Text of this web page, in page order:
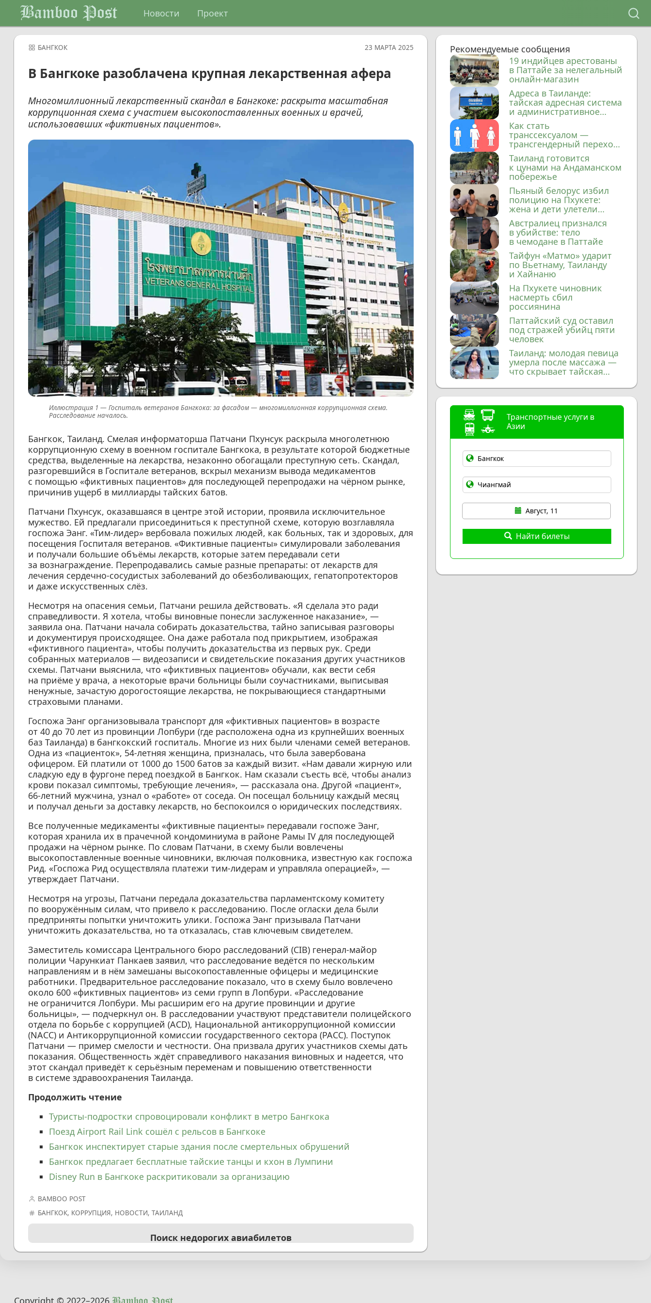
Bamboo Post Новости Проект
БАНГКОК 23 МАРТА 2025
В Бангкоке разоблачена крупная лекарственная афера
Многомиллионный лекарственный скандал в Бангкоке: раскрыта масштабная
коррупционная схема с участием высокопоставленных военных и врачей,
использовавших «фиктивных пациентов».
Госпиталь ветеранов Бангкока: за фасадом — многомиллионная коррупционная схема.
Расследование началось.
Бангкок, Таиланд. Смелая информаторша Патчани Пхунсук раскрыла многолетнюю
коррупционную схему в военном госпитале Бангкока, в результате которой бюджетные
средства, выделенные на лекарства, незаконно обогащали преступную сеть. Скандал,
разгоревшийся в Госпитале ветеранов, вскрыл механизм вывода медикаментов
с помощью «фиктивных пациентов» для последующей перепродажи на чёрном рынке,
причинив ущерб в миллиарды тайских батов.
Патчани Пхунсук, оказавшаяся в центре этой истории, проявила исключительное
мужество. Ей предлагали присоединиться к преступной схеме, которую возглавляла
госпожа Эанг. «Тим-лидер» вербовала пожилых людей, как больных, так и здоровых, для
посещения Госпиталя ветеранов. «Фиктивные пациенты» симулировали заболевания
и получали большие объёмы лекарств, которые затем передавали сети
за вознаграждение. Перепродавались самые разные препараты: от лекарств для
лечения сердечно-сосудистых заболеваний до обезболивающих, гепатопротекторов
и даже искусственных слёз.
Несмотря на опасения семьи, Патчани решила действовать. «Я сделала это ради
справедливости. Я хотела, чтобы виновные понесли заслуженное наказание», —
заявила она. Патчани начала собирать доказательства, тайно записывая разговоры
и документируя происходящее. Она даже работала под прикрытием, изображая
«фиктивного пациента», чтобы получить доказательства из первых рук. Среди
собранных материалов — видеозаписи и свидетельские показания других участников
схемы. Патчани выяснила, что «фиктивных пациентов» обучали, как вести себя
на приёме у врача, а некоторые врачи больницы были соучастниками, выписывая
ненужные, зачастую дорогостоящие лекарства, не покрывающиеся стандартными
страховыми планами.
Госпожа Эанг организовывала транспорт для «фиктивных пациентов» в возрасте
от 40 до 70 лет из провинции Лопбури (где расположена одна из крупнейших военных
баз Таиланда) в бангкокский госпиталь. Многие из них были членами семей ветеранов.
Одна из «пациенток», 54-летняя женщина, призналась, что была завербована
офицером. Ей платили от 1000 до 1500 батов за каждый визит. «Нам давали жирную или
сладкую еду в фургоне перед поездкой в Бангкок. Нам сказали съесть всё, чтобы анализ
крови показал симптомы, требующие лечения», — рассказала она. Другой «пациент»,
66-летний мужчина, узнал о «работе» от соседа. Он посещал больницу каждый месяц
и получал деньги за доставку лекарств, но беспокоился о юридических последствиях.
Все полученные медикаменты «фиктивные пациенты» передавали госпоже Эанг,
которая хранила их в прачечной кондоминиума в районе Рамы IV для последующей
продажи на чёрном рынке. По словам Патчани, в схему были вовлечены
высокопоставленные военные чиновники, включая полковника, известную как госпожа
Рид. «Госпожа Рид осуществляла платежи тим-лидерам и управляла операцией», —
утверждает Патчани.
Несмотря на угрозы, Патчани передала доказательства парламентскому комитету
по вооружённым силам, что привело к расследованию. После огласки дела были
предприняты попытки уничтожить улики. Госпожа Эанг призывала Патчани
уничтожить доказательства, но та отказалась, став ключевым свидетелем.
Заместитель комиссара Центрального бюро расследований (CIB) генерал-майор
полиции Чарункиат Панкаев заявил, что расследование ведётся по нескольким
направлениям и в нём замешаны высокопоставленные офицеры и медицинские
работники. Предварительное расследование показало, что в схему было вовлечено
около 600 «фиктивных пациентов» из семи групп в Лопбури. «Расследование
не ограничится Лопбури. Мы расширим его на другие провинции и другие
больницы», — подчеркнул он. В расследовании участвуют представители полицейского
отдела по борьбе с коррупцией (ACD), Национальной антикоррупционной комиссии
(NACC) и Антикоррупционной комиссии государственного сектора (PACC). Поступок
Патчани — пример смелости и честности. Она призвала других участников схемы дать
показания. Общественность ждёт справедливого наказания виновных и надеется, что
этот скандал приведёт к серьёзным переменам и повышению ответственности
в системе здравоохранения Таиланда.
Продолжить чтение
Туристы-подростки спровоцировали конфликт в метро Бангкока
Поезд Airport Rail Link сошёл с рельсов в Бангкоке
Бангкок инспектирует старые здания после смертельных обрушений
Бангкок предлагает бесплатные тайские танцы и кхон в Лумпини
Disney Run в Бангкоке раскритиковали за организацию
BAMBOO POST
БАНГКОК, КОРРУПЦИЯ, НОВОСТИ,ТАИЛАНД
Поиск недорогих авиабилетов
Рекомендуемые сообщения
19 индийцев арестованы
в Паттайе за нелегальный
онлайн-магазин
Адреса в Таиланде:
тайская адресная система
и административное
деление
Как стать
транссексуалом —
трансгендерный переход
в Таиланде
Таиланд готовится
к цунами на Андаманском
побережье
Пьяный белорус избил
полицию на Пхукете:
жена и дети улетели
домой
Австралиец признался
в убийстве: тело
в чемодане в Паттайе
Тайфун «Матмо» ударит
по Вьетнаму, Таиланду
и Хайнаню
На Пхукете чиновник
насмерть сбил
россиянина
Паттайский суд оставил
под стражей убийц пяти
человек
Таиланд: молодая певица
умерла после массажа —
что скрывает тайская
медицина?
Транспортные услуги в
Азии
Август, 11
Найти билеты
Copyright © 2022–2026